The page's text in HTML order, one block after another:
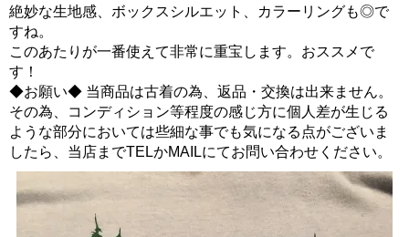
絶妙な生地感、ボックスシルエット、カラーリングも◎で
すね。
このあたりが一番使えて非常に重宝します。おススメで
す！
◆お願い◆ 当商品は古着の為、返品・交換は出来ません。
その為、コンディション等程度の感じ方に個人差が生じる
ような部分においては些細な事でも気になる点がございま
したら、当店までTELかMAILにてお問い合わせください。